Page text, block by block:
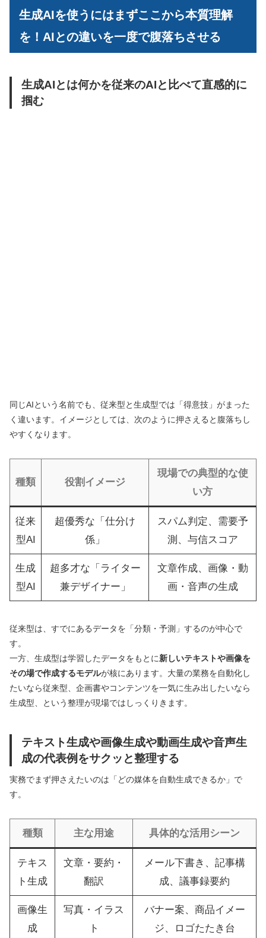
生成AIを使うにはまずここから本質理解
を！AIとの違いを一度で腹落ちさせる
生成AIとは何かを従来のAIと比べて直感的に
掴む
同じAIという名前でも、従来型と生成型では「得意技」がまった
く違います。イメージとしては、次のように押さえると腹落ちし
やすくなります。
種類 役割イメージ
現場での典型的な使
い方
従来
型AI
超優秀な「仕分け
係」
スパム判定、需要予
測、与信スコア
生成
型AI
超多才な「ライター
兼デザイナー」
文章作成、画像・動
画・音声の生成
従来型は、すでにあるデータを「分類・予測」するのが中心で
す。
一方、生成型は学習したデータをもとに新しいテキストや画像を
その場で作成するモデルが核にあります。大量の業務を自動化し
たいなら従来型、企画書やコンテンツを一気に生み出したいなら
生成型、という整理が現場ではしっくりきます。
テキスト生成や画像生成や動画生成や音声生
成の代表例をサクッと整理する
実務でまず押さえたいのは「どの媒体を自動生成できるか」で
す。
種類 主な用途 具体的な活用シーン
テキス
ト生成
文章・要約・
翻訳
メール下書き、記事構
成、議事録要約
画像生
成
写真・イラス
ト
バナー案、商品イメー
ジ、ロゴたたき台